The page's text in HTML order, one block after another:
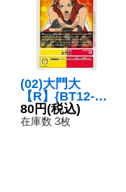
(02)大門大
【R】{BT12-09
2}《多》
80円(税込)
在庫数 3枚